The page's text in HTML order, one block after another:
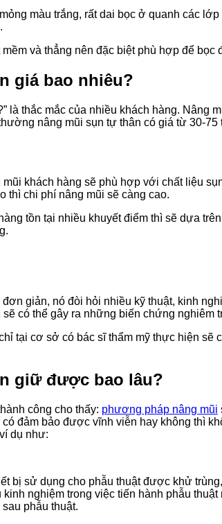
màu trắng, rất dai bọc ở quanh các
và thẳng nên đặc biệt phù hợp để
giá bao nhiêu?
là thắc mắc của nhiều khách hàng.
nâng mũi sụn tự thân có giá từ 30-
mũi khách hàng sẽ phù hợp với chất liệu
thì chi phí nâng mũi sẽ càng cao.
tồn tại nhiều khuyết điểm thì sẽ dựa
giản, nó đòi hỏi nhiều kỹ thuật, kinh
có thể gây ra những biến chứng nghiêm
tại cơ sở có bác sĩ thẩm mỹ thực hiện
giữ được bao lâu?
công cho thấy: phương pháp nâng mũi
đảm bảo được vĩnh viễn hay không thì
dụ như:
bị sử dụng cho phẫu thuật được khử
nghiệm trong việc tiến hành phẫu
phẫu thuật.